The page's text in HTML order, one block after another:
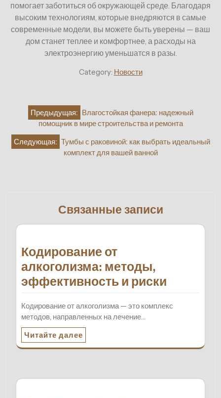
помогает заботиться об окружающей среде. Благодаря
высоким технологиям, которые внедряются в самые
современные модели, вы можете быть уверены — ваш
дом станет теплее и комфортнее, а расходы на
электроэнергию уменьшатся в разы.
Category: Новости
Навигация
записям
Предыдущая: Влагостойкая фанера: надежный
помощник в мире строительства и ремонта
Следующая: Тумбы с раковиной: как выбрать идеальный
комплект для вашей ванной
Связанные записи
Кодирование от
алкоголизма: методы,
эффективность и риски
Кодирование от алкоголизма — это комплекс
методов, направленных на лечение…
Читайте далее